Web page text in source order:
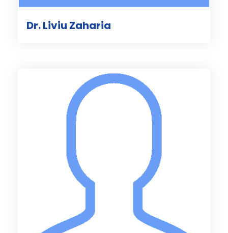
Dr. Liviu Zaharia